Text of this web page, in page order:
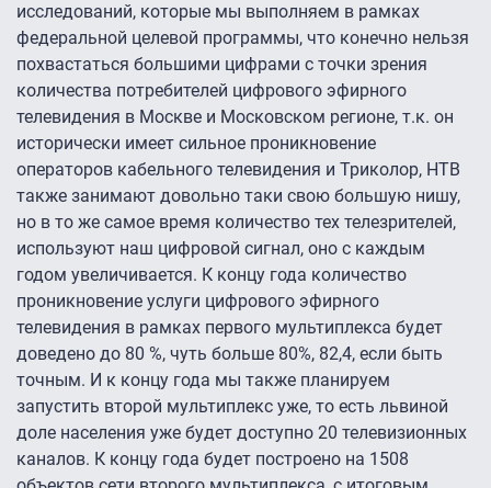
исследований, которые мы выполняем в рамках
федеральной целевой программы, что конечно нельзя
похвастаться большими цифрами с точки зрения
количества потребителей цифрового эфирного
телевидения в Москве и Московском регионе, т.к. он
исторически имеет сильное проникновение
операторов кабельного телевидения и Триколор, НТВ
также занимают довольно таки свою большую нишу,
но в то же самое время количество тех телезрителей,
используют наш цифровой сигнал, оно с каждым
годом увеличивается. К концу года количество
проникновение услуги цифрового эфирного
телевидения в рамках первого мультиплекса будет
доведено до 80 %, чуть больше 80%, 82,4, если быть
точным. И к концу года мы также планируем
запустить второй мультиплекс уже, то есть львиной
доле населения уже будет доступно 20 телевизионных
каналов. К концу года будет построено на 1508